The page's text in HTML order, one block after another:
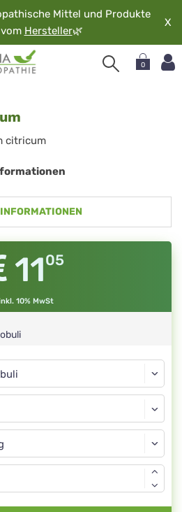
Mittel und Produkte
Hersteller🌿
X
0
citricum
1105
10% MwSt